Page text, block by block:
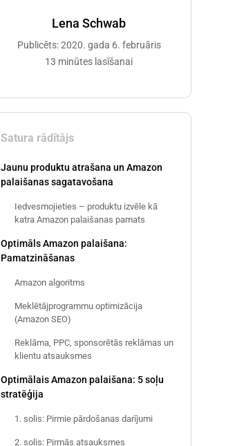
Lena Schwab
Publicēts: 2020. gada 6. februāris
13 minūtes lasīšanai
Satura rādītājs
Jaunu produktu atrašana un Amazon
palaišanas sagatavošana
Iedvesmojieties – produktu izvēle kā
katra Amazon palaišanas pamats
Optimāls Amazon palaišana:
Pamatzināšanas
Amazon algoritms
Meklētājprogrammu optimizācija
(Amazon SEO)
Reklāma, PPC, sponsorētās reklāmas un
klientu atsauksmes
Optimālais Amazon palaišana: 5 soļu
stratēģija
1. solis: Pirmie pārdošanas darījumi
2. solis: Pirmās atsauksmes